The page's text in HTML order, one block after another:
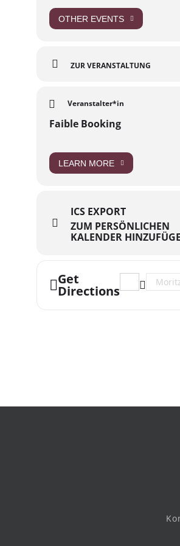
wurde sie 2024 mit dem ELNET Preis
Grimme-Online-Award ausgezeichnet.
OTHER EVENTS
ZUR VERANSTALTUNG
Veranstalter*in
Faible Booking
LEARN MORE
ICS EXPORT
ZUM PERSÖNLICHEN
KALENDER
Get
Directions
Address -